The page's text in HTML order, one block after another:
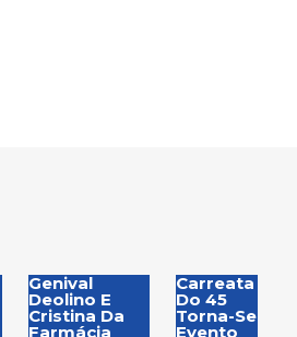
Genival
Deolino E
Cristina Da
Farmácia
Carreata
Do 45
Torna-Se
Evento